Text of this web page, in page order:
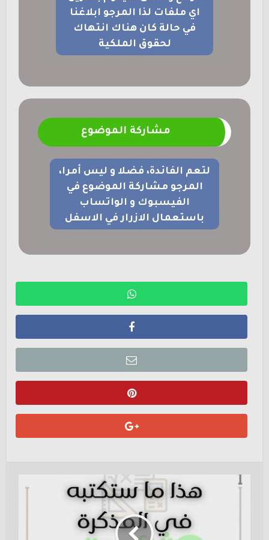
اي ملفات لذا المرجو ابلاغنا
في حالة كان هناك انتهاك
لحقوق الملكية
مشاركة الموضوع
لتعم الفائدة، فضلا و ليس أمرا،
المرجو مشاركة الموضوع في
الفيسبوك و الواتساب
باستعمال الازرار في الاسفل